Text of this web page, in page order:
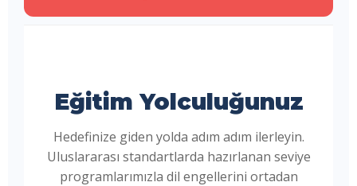
Eğitim Yolculuğunuz
Hedefinize giden yolda adım adım ilerleyin.
Uluslararası standartlarda hazırlanan seviye
programlarımızla dil engellerini ortadan